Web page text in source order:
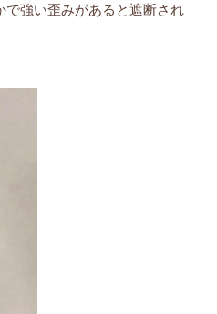
で強い歪みがあると遮断され